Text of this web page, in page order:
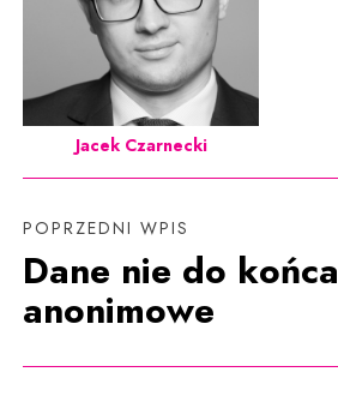
Jacek Czarnecki
POPRZEDNI WPIS
Dane nie do końca
anonimowe